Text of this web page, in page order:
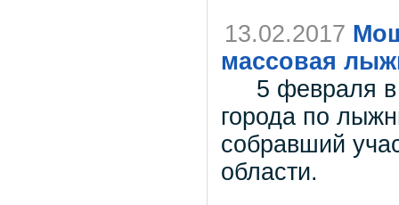
13.02.2017
массовая
5 февраля в
города по
собравший
области.